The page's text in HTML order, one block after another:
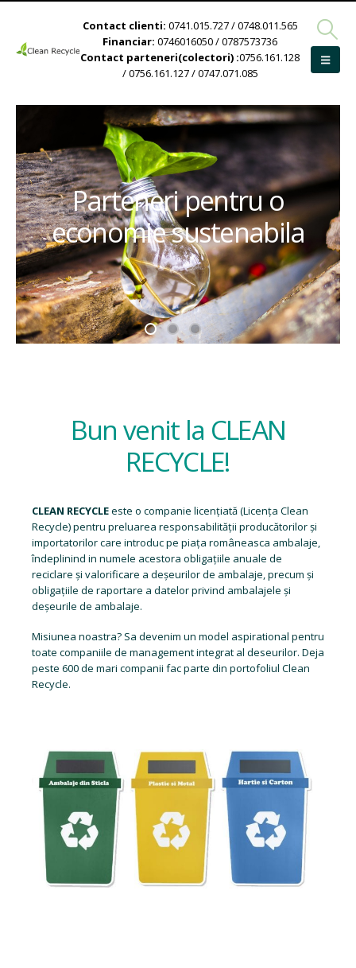
Contact clienti: 0741.015.727 / 0748.011.565
Financiar: 0746016050 / 0787573736
Contact parteneri(colectori) :0756.161.128
/ 0756.161.127 / 0747.071.085
Parteneri pentru o
economie sustenabila
Bun venit la CLEAN
RECYCLE!
CLEAN RECYCLEeste o companie licențiată (Licența Clean
Recycle) pentru preluarea responsabilității producătorilor și
importatorilor care introduc pe piața româneasca ambalaje,
îndeplinind in numele acestora obligațiile anuale de
reciclare și valorificare a deșeurilor de ambalaje, precum și
obligațiile de raportare a datelor privind ambalajele și
deșeurile de ambalaje.
Misiunea noastra? Sa devenim un model aspirational pentru
toate companiile de management integrat al deseurilor. Deja
peste 600 de mari companii fac parte din portofoliul Clean
Recycle.